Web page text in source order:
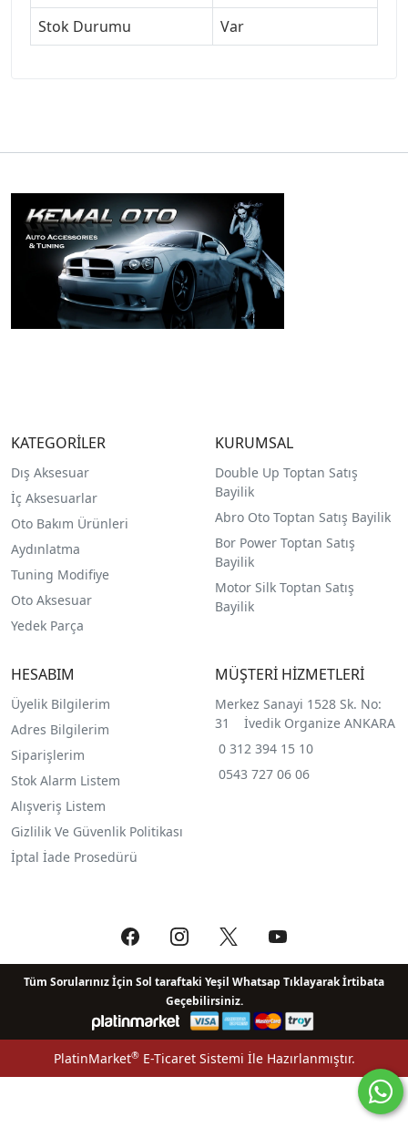
Stok Durumu
Var
KATEGORİLER
Dış Aksesuar
İç Aksesuarlar
Oto Bakım Ürünleri
Aydınlatma
Tuning Modifiye
Oto Aksesuar
Yedek Parça
KURUMSAL
Double Up Toptan Satış
Bayilik
Abro Oto Toptan Satış Bayilik
Bor Power Toptan Satış
Bayilik
Motor Silk Toptan Satış
Bayilik
HESABIM
Üyelik Bilgilerim
Adres Bilgilerim
Siparişlerim
Stok Alarm Listem
Alışveriş Listem
Gizlilik Ve Güvenlik Politikası
İptal İade Prosedürü
MÜŞTERİ HİZMETLERİ
Merkez Sanayi 1528 Sk. No:
31 İvedik Organize ANKARA
0 312 394 15 10
0543 727 06 06
Tüm Sorularınız İçin Sol taraftaki Yeşil Whatsap Tıklayarak İrtibata
Geçebilirsiniz.
PlatinMarket®E-Ticaret Sistemi İle Hazırlanmıştır.